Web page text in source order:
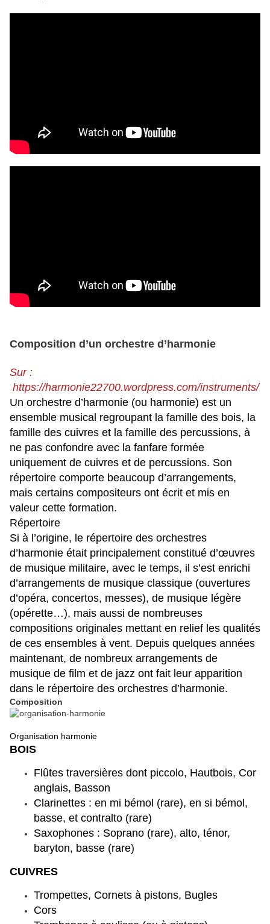
Composition d’un orchestre d’harmonie
Sur :
https://harmonie22700.wordpress.com/instruments/
Un orchestre d’harmonie (ou harmonie) est un
ensemble musical regroupant la famille des bois, la
famille des cuivres et la famille des percussions, à
ne pas confondre avec la fanfare formée
uniquement de cuivres et de percussions. Son
répertoire comporte beaucoup d’arrangements,
mais certains compositeurs ont écrit et mis en
valeur cette formation.
Répertoire
Si à l’origine, le répertoire des orchestres
d’harmonie était principalement constitué d’œuvres
de musique militaire, avec le temps, il s’est enrichi
d’arrangements de musique classique (ouvertures
d’opéra, concertos, messes), de musique légère
(opérette…), mais aussi de nombreuses
compositions originales mettant en relief les qualités
de ces ensembles à vent. Depuis quelques années
maintenant, de nombreux arrangements de
musique de film et de jazz ont fait leur apparition
dans le répertoire des orchestres d’harmonie.
Composition
Organisation harmonie
BOIS
Flûtes traversières dont piccolo, Hautbois, Cor
anglais, Basson
Clarinettes : en mi bémol (rare), en si bémol,
basse, et contralto (rare)
Saxophones : Soprano (rare), alto, ténor,
baryton, basse (rare)
CUIVRES
Trompettes, Cornets à pistons, Bugles
Cors